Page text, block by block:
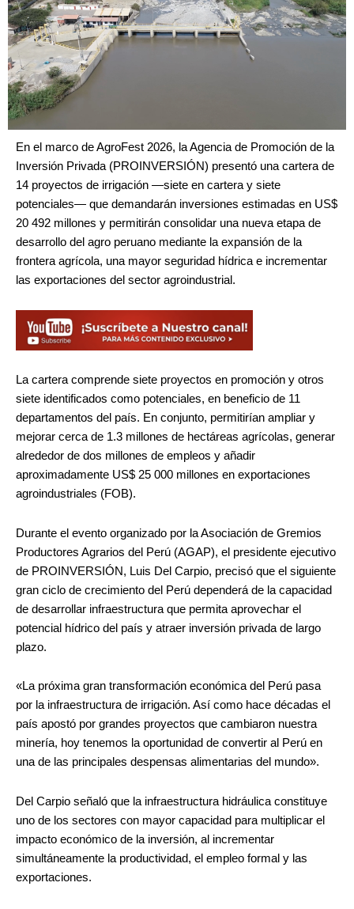
En el marco de AgroFest 2026, la Agencia de Promoción de la
Inversión Privada (PROINVERSIÓN) presentó una cartera de
14 proyectos de irrigación —siete en cartera y siete
potenciales— que demandarán inversiones estimadas en US$
20 492 millones y permitirán consolidar una nueva etapa de
desarrollo del agro peruano mediante la expansión de la
frontera agrícola, una mayor seguridad hídrica e incrementar
las exportaciones del sector agroindustrial.
La cartera comprende siete proyectos en promoción y otros
siete identificados como potenciales, en beneficio de 11
departamentos del país. En conjunto, permitirían ampliar y
mejorar cerca de 1.3 millones de hectáreas agrícolas, generar
alrededor de dos millones de empleos y añadir
aproximadamente US$ 25 000 millones en exportaciones
agroindustriales (FOB).
Durante el evento organizado por la Asociación de Gremios
Productores Agrarios del Perú (AGAP), el presidente ejecutivo
de PROINVERSIÓN, Luis Del Carpio, precisó que el siguiente
gran ciclo de crecimiento del Perú dependerá de la capacidad
de desarrollar infraestructura que permita aprovechar el
potencial hídrico del país y atraer inversión privada de largo
plazo.
«La próxima gran transformación económica del Perú pasa
por la infraestructura de irrigación. Así como hace décadas el
país apostó por grandes proyectos que cambiaron nuestra
minería, hoy tenemos la oportunidad de convertir al Perú en
una de las principales despensas alimentarias del mundo».
Del Carpio señaló que la infraestructura hidráulica constituye
uno de los sectores con mayor capacidad para multiplicar el
impacto económico de la inversión, al incrementar
simultáneamente la productividad, el empleo formal y las
exportaciones.